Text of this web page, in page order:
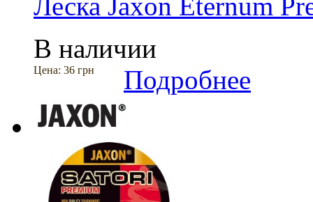
Леска Jaxon Eternum
В наличии
Цена: 36 грн Подробнее